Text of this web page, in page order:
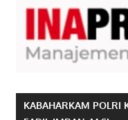
KABAHARKAM POLRI